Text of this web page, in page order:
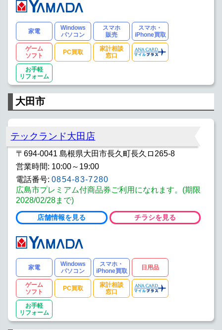
家電
Windows
パソコン
スマホ
販売
スマホ・
iPhone買取
ゲーム
ソフト
PC買取
家計相談
窓口
お手軽
リフォーム
大田市
テックランド大田店
〒694-0041 島根県大田市長久町長久ロ265-8
営業時間: 10:00～19:00
電話番号: 0854-83-7280
広島市プレミアム付商品券ご利用になれます。(期限
2028/02/28まで)
店舗情報を見る チラシを見る
家電
Windows
パソコン
スマホ・
iPhone買取
日用品
ゲーム
ソフト
PC買取
家計相談
窓口
お手軽
リフォーム